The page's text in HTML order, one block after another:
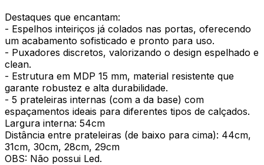
Destaques que encantam:
- Espelhos inteiriços já colados nas portas, oferecendo
um acabamento sofisticado e pronto para uso.
- Puxadores discretos, valorizando o design espelhado e
clean.
- Estrutura em MDP 15 mm, material resistente que
garante robustez e alta durabilidade.
- 5 prateleiras internas (com a da base) com
espaçamentos ideais para diferentes tipos de calçados.
Largura interna: 54cm
Distância entre prateleiras (de baixo para cima): 44cm,
31cm, 30cm, 28cm, 29cm
OBS: Não possui Led.